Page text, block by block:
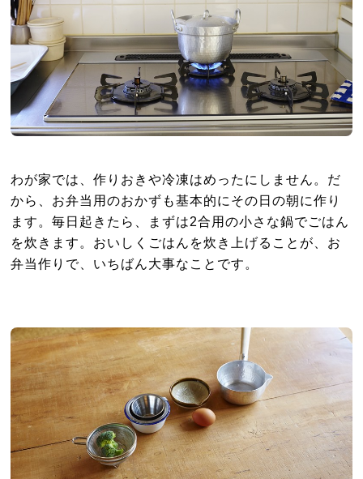
わが家では、作りおきや冷凍はめったにしません。だ
から、お弁当用のおかずも基本的にその日の朝に作り
ます。毎日起きたら、まずは2合用の小さな鍋でごはん
を炊きます。おいしくごはんを炊き上げることが、お
弁当作りで、いちばん大事なことです。